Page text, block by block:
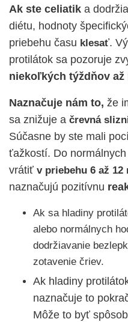
Ak ste celiatik a
diétu, hodnoty
priebehu času klesať.
protilátok sa pozoruje
niekoľkých týždňov až
Naznačuje nám to, že
sa znižuje a črevná
Súčasne by ste mali
ťažkostí. Do
vrátiť v priebehu 6 až 12
naznačujú pozitívnu
Ak sa hladiny
alebo normálnych
dodržiavanie
zotavenie čriev.
Ak hladiny
naznačuje to
Môže to byť